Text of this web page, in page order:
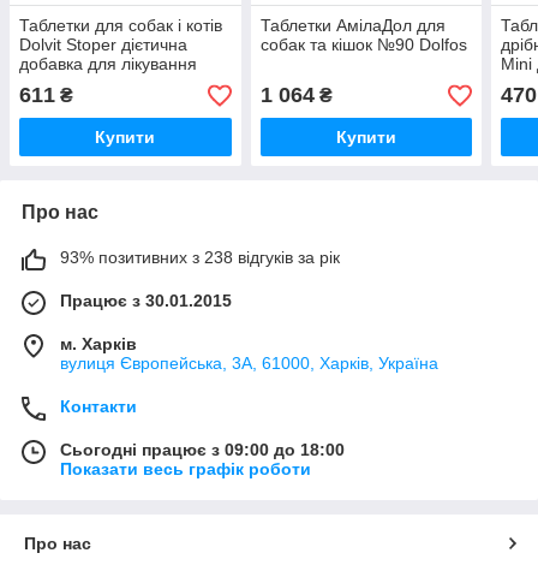
Таблетки для собак і котів
Dolvit Stoper дієтична
добавка для лікування
гострої діареї №30 Dolfos
611 ₴
Купити
Таблетки АмілаДол для
собак та кішок №90 Dolfos
1 064₴
Купити
Mini
470
Про нас
93% позитивних з 238 відгуків за рік
Працює з 30.01.2015
м. Харків
вулиця Європейська, 3А, 61000, Харків, Україна
Контакти
Сьогодні працює з 09:00 до 18:00
Показати весь графік роботи
Про нас